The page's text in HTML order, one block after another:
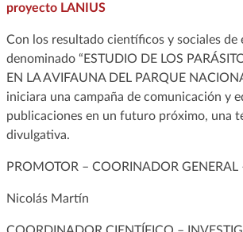
proyecto LANIUS
Con los resultado científicos y sociales de
denominado “ESTUDIO DE LOS
EN LA AVIFAUNA DEL PARQUE
iniciara una campaña de comunicación y
publicaciones en un futuro próximo, una
divulgativa.
PROMOTOR – COORINADOR GENERAL
Nicolás Martín